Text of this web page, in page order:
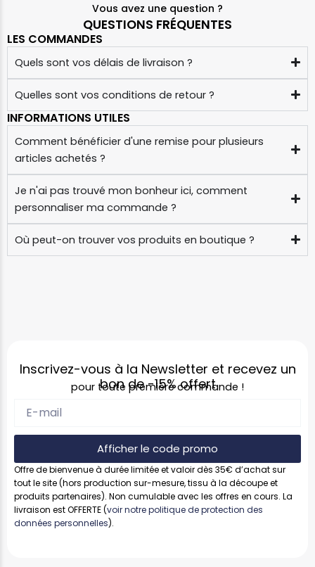
Vous avez une question ?
QUESTIONS FRÉQUENTES
LES COMMANDES
Quels sont vos délais de livraison ?
Quelles sont vos conditions de retour ?
INFORMATIONS UTILES
Comment bénéficier d'une remise pour plusieurs
articles achetés ?
Je n'ai pas trouvé mon bonheur ici, comment
personnaliser ma commande ?
Où peut-on trouver vos produits en boutique ?
Inscrivez-vous à la Newsletter et recevez un
bon de -15% offert
pour toute première commande !
Afficher le code promo
Offre de bienvenue à durée limitée et valoir dès 35€ d’achat sur
tout le site (hors production sur-mesure, tissu à la découpe et
produits partenaires). Non cumulable avec les offres en cours. La
livraison est OFFERTE (voir notre politique de protection des
données personnelles).